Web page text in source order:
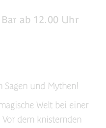
ab 12.00 Uhr
Sagen und Mythen!
Welt bei einer
dem knisternden